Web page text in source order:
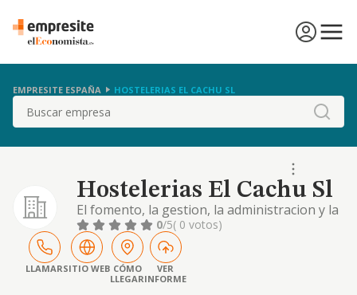
EMPRESITE ESPAÑA HOSTELERIAS EL CACHU SL
Buscar
Hostelerias El Cachu Sl
El fomento, la gestion, la administracion y la
explotacion, tanto en espana como en el
extranjero, de hoteles, cafeterias,
restaurantes, campings y todo tipo de
equipamientos hoteleros y hosteleros
pudiendo construir edi
0/5( 0 votos)
LLAMARSITIO WEB CÓMO
LLEGAR
VER
INFORME